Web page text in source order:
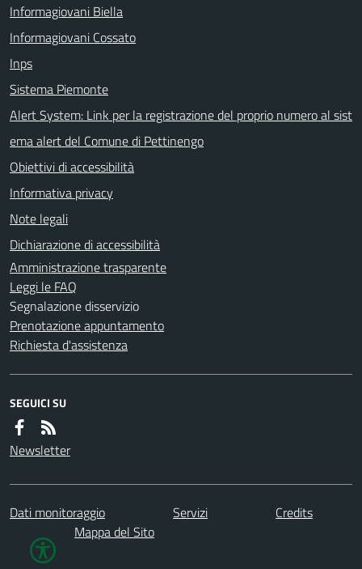
Informagiovani Biella
Informagiovani Cossato
Inps
Sistema Piemonte
Alert System: Link per la registrazione del proprio numero al sist
ema alert del Comune di Pettinengo
Obiettivi di accessibilità
Informativa privacy
Note legali
Dichiarazione di accessibilità
Amministrazione trasparente
Leggi le FAQ
Segnalazione disservizio
Prenotazione appuntamento
Richiesta d'assistenza
SEGUICI SU
Newsletter
Dati monitoraggio Servizi
Credits
Mappa del Sito